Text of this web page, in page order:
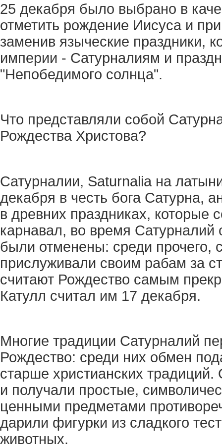
25 декабря было выбрано в
отметить рождение Иисуса и
заменив языческие праздники,
империи - Сатурналиям и
"Непобедимого солнца".
Что представляли собой
Рождества Христова?
Сатурналии, Saturnalia на
декабря в честь бога Сатурна,
в древних праздниках, которые
карнавал, во время
были отменены: среди прочего,
прислуживали своим рабам за
считают Рождество самым
Катулл считал им 17 декабря.
Многие традиции Сатурналий
Рождество: среди них обмен
старше христианских
и получали простые,
ценными предметами
дарили фигурки из сладкого
животных.